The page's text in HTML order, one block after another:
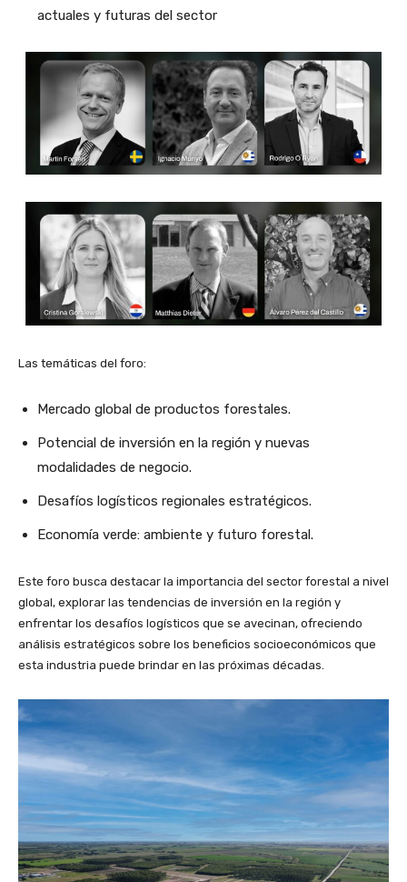
actuales y futuras del sector
Las temáticas del foro:
Mercado global de productos forestales.
Potencial de inversión en la región y nuevas
modalidades de negocio.
Desafíos logísticos regionales estratégicos.
Economía verde: ambiente y futuro forestal.
Este foro busca destacar la importancia del sector forestal a nivel
global, explorar las tendencias de inversión en la región y
enfrentar los desafíos logísticos que se avecinan, ofreciendo
análisis estratégicos sobre los beneficios socioeconómicos que
esta industria puede brindar en las próximas décadas.